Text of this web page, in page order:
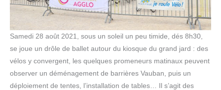
Samedi 28 août 2021, sous un soleil un peu timide, dés 8h30,
se joue un drôle de ballet autour du kiosque du grand jard : des
vélos y convergent, les quelques promeneurs matinaux peuvent
observer un déménagement de barrières Vauban, puis un
déploiement de tentes, l’installation de tables… Il s’agit des